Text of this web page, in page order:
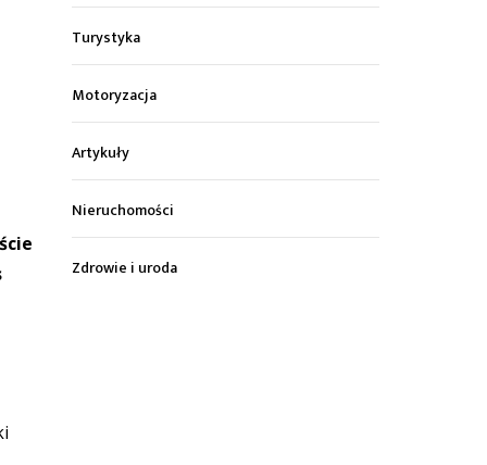
Turystyka
Motoryzacja
Artykuły
Nieruchomości
Zdrowie i uroda